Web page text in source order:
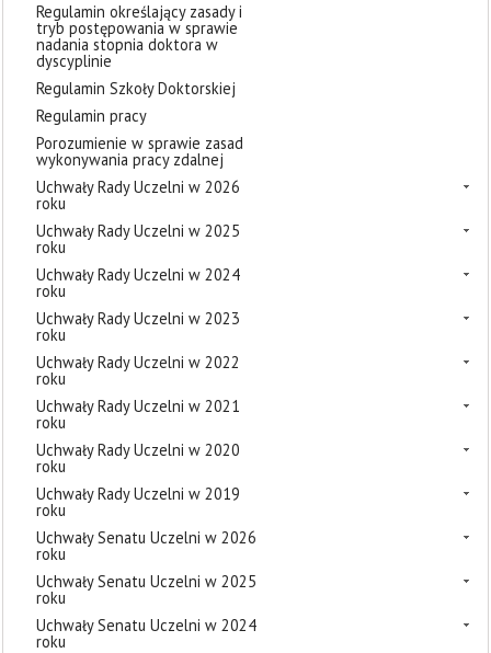
Regulamin określający zasady i
tryb postępowania w sprawie
nadania stopnia doktora w
dyscyplinie
Regulamin Szkoły Doktorskiej
Regulamin pracy
Porozumienie w sprawie zasad
wykonywania pracy zdalnej
Uchwały Rady Uczelni w 2026
roku
Uchwały Rady Uczelni w 2025
roku
Uchwały Rady Uczelni w 2024
roku
Uchwały Rady Uczelni w 2023
roku
Uchwały Rady Uczelni w 2022
roku
Uchwały Rady Uczelni w 2021
roku
Uchwały Rady Uczelni w 2020
roku
Uchwały Rady Uczelni w 2019
roku
Uchwały Senatu Uczelni w 2026
roku
Uchwały Senatu Uczelni w 2025
roku
Uchwały Senatu Uczelni w 2024
roku